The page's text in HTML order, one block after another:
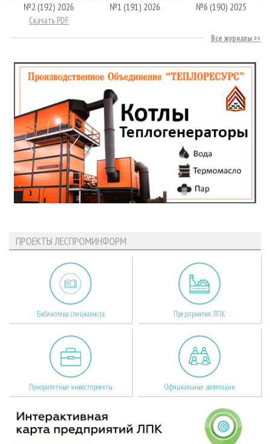
№2 (192) 2026
Скачать PDF
№1 (191) 2026 №6 (190) 2025
Все журналы
ПРОЕКТЫ ЛЕСПРОМИНФОРМ
Библиотека специалиста Предприятия ЛПК
Приоритетные инвестпроекты Официальные делегации